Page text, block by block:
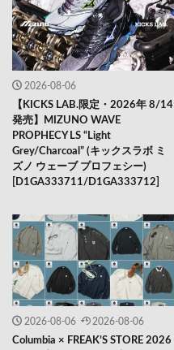
2026-08-06
【KICKS LAB.限定・2026年 8/14
発売】MIZUNO WAVE
PROPHECY LS “Light
Grey/Charcoal” (キックスラボ ミ
ズノ ウェーブ プロフェシー)
[D1GA333711/D1GA333712]
2026-08-06 2026-08-06
Columbia × FREAK’S STORE 2026